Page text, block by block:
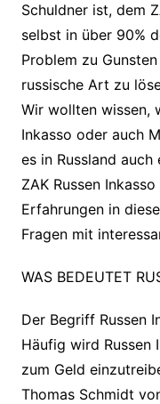
Schuldner ist, dem
selbst in über 90%
Problem zu
russische Art zu
Wir wollten wissen,
Inkasso oder auch
es in Russland auch
ZAK Russen
Erfahrungen in
Fragen mit
WAS BEDEUTET
Der Begriff Russen
Häufig wird Russen
zum Geld
Thomas Schmidt